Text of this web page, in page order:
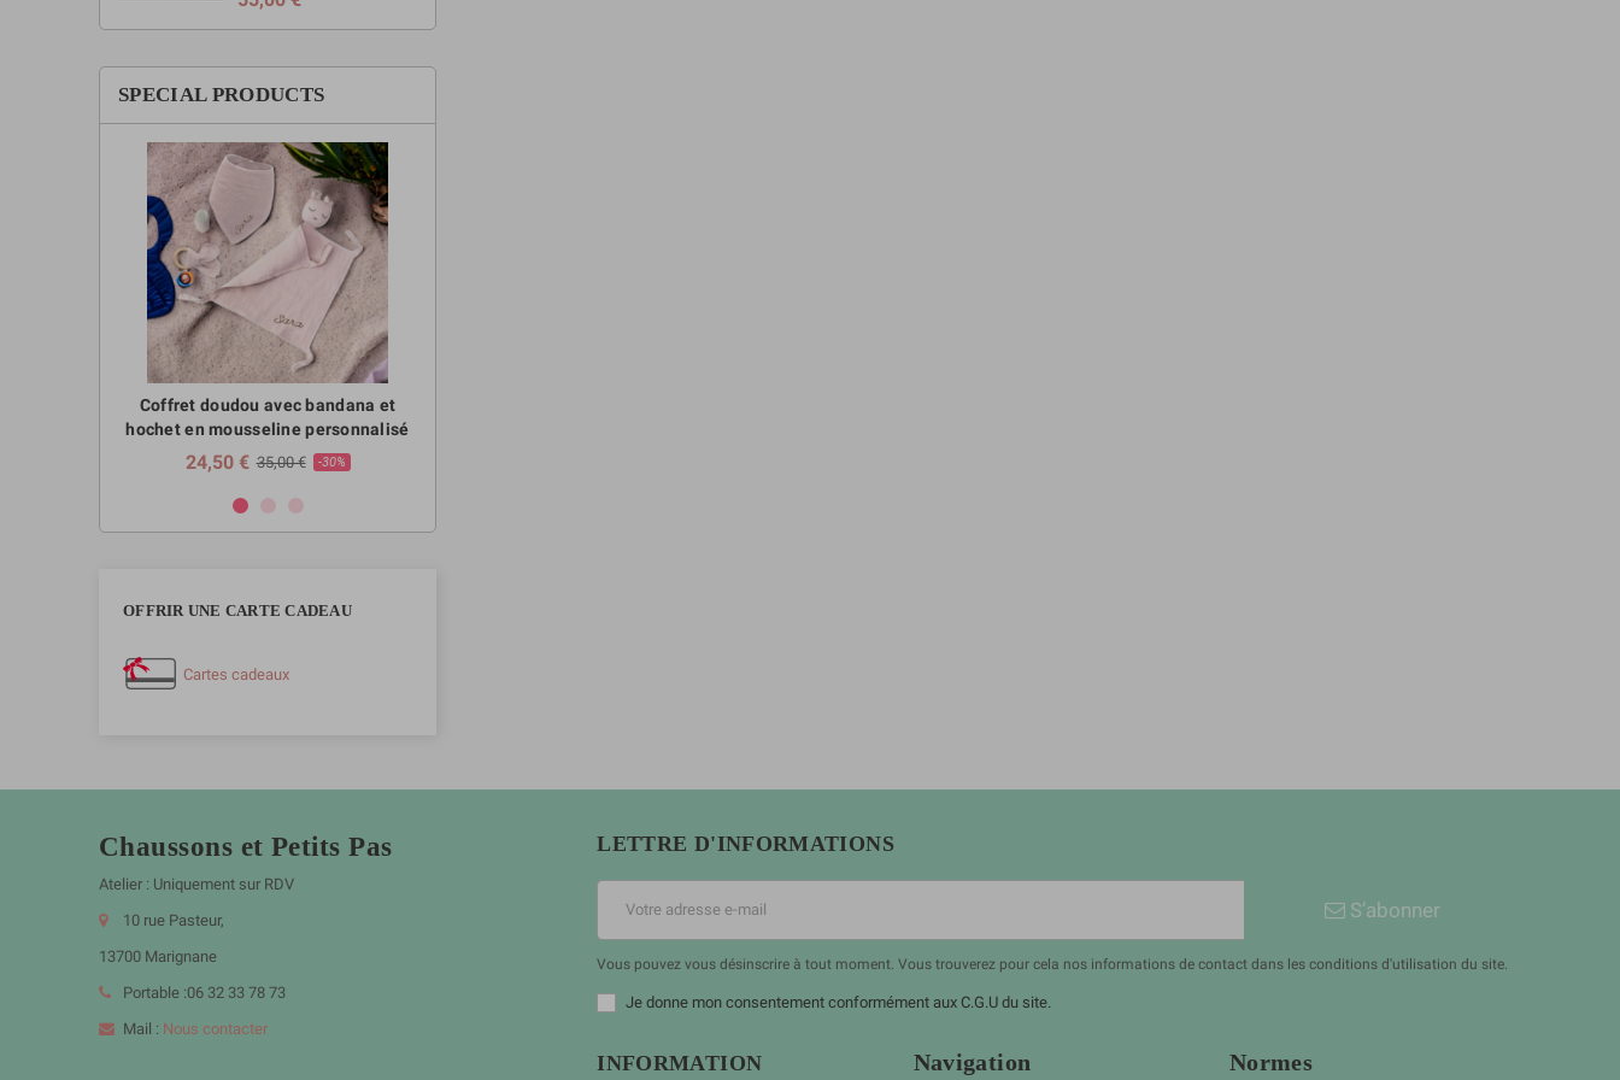
SPECIAL PRODUCTS
Coffret doudou avec bandana et
hochet en mousseline personnalisé
24,50 € 35,00 € -30%
OFFRIR UNE CARTE CADEAU
Cartes cadeaux
Chaussons et Petits Pas
Atelier : Uniquement sur RDV
10 rue Pasteur,
13700 Marignane
Portable :06 32 33 78 73
Mail : Nous contacter
LETTRE D'INFORMATIONS
S’abonner
Vous pouvez vous désinscrire à tout moment. Vous trouverez pour cela nos informations de contact dans les conditions d'utilisation du site.
Je donne mon consentement conformément aux C.G.U du site.
INFORMATION Navigation Normes